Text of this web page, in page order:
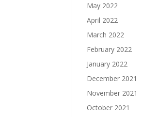
May 2022
April 2022
March 2022
February 2022
January 2022
December 2021
November 2021
October 2021